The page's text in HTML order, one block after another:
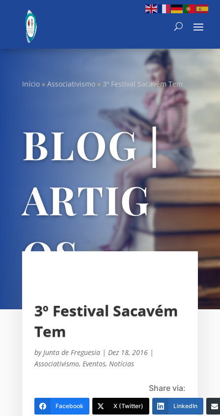
Início» Associativismo» 3º Festival Sacavém Tem
BLOG |
ARTIG
OS
3º Festival Sacavém
Tem
by Junta de Freguesia| Dez 18, 2016|
Associativismo, Eventos, Notícias
Share via:
Facebook X (Twitter) LinkedIn